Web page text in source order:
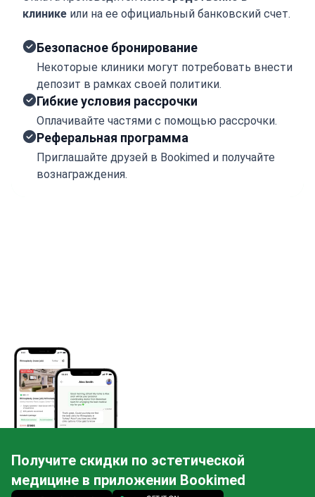
клинике или на ее официальный банковский счет.
Безопасное бронирование
Некоторые клиники могут потребовать внести
депозит в рамках своей политики.
Гибкие условия рассрочки
Оплачивайте частями с помощью рассрочки.
Реферальная программа
Приглашайте друзей в Bookimed и получайте
вознаграждения.
Получите скидки по эстетической
медицине в приложении Bookimed